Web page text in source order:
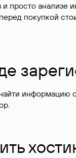
и просто
покупкой
информацию о